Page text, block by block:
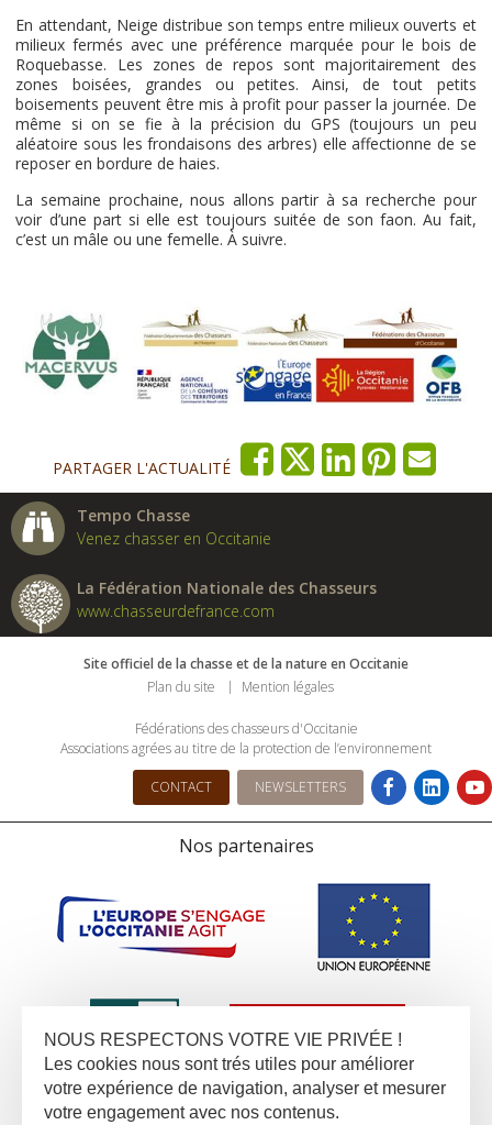
En attendant, Neige distribue son temps entre milieux ouverts et
milieux fermés avec une préférence marquée pour le bois de
Roquebasse. Les zones de repos sont majoritairement des
zones boisées, grandes ou petites. Ainsi, de tout petits
boisements peuvent être mis à profit pour passer la journée. De
même si on se fie à la précision du GPS (toujours un peu
aléatoire sous les frondaisons des arbres) elle affectionne de se
reposer en bordure de haies.
La semaine prochaine, nous allons partir à sa recherche pour
voir d’une part si elle est toujours suitée de son faon. Au fait,
c’est un mâle ou une femelle. À suivre.
PARTAGER L'ACTUALITÉ
Tempo Chasse
Venez chasser en Occitanie
La Fédération Nationale des Chasseurs
www.chasseurdefrance.com
Site officiel de la chasse et de la nature en Occitanie
Plan du site
Mention légales
Fédérations des chasseurs d'Occitanie
Associations agrées au titre de la protection de l’environnement
CONTACT NEWSLETTERS
Nos partenaires
NOUS RESPECTONS VOTRE VIE PRIVÉE !
Les cookies nous sont trés utiles pour améliorer
votre expérience de navigation, analyser et mesurer
votre engagement avec nos contenus.